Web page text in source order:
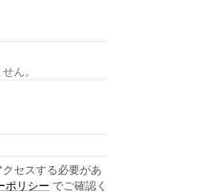
ん。
セスする必要があ
ポリシー でご確認く